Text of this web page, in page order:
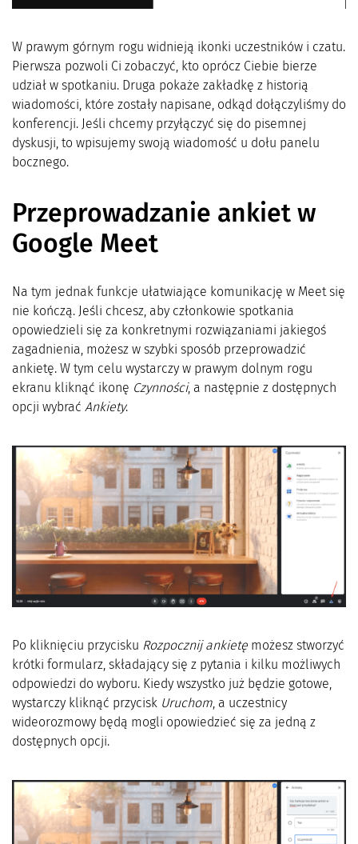
W prawym górnym rogu widnieją ikonki uczestników i czatu.
Pierwsza pozwoli Ci zobaczyć, kto oprócz Ciebie bierze
udział w spotkaniu. Druga pokaże zakładkę z historią
wiadomości, które zostały napisane, odkąd dołączyliśmy do
konferencji. Jeśli chcemy przyłączyć się do pisemnej
dyskusji, to wpisujemy swoją wiadomość u dołu panelu
bocznego.
Przeprowadzanie ankiet w
Google Meet
Na tym jednak funkcje ułatwiające komunikację w Meet się
nie kończą. Jeśli chcesz, aby członkowie spotkania
opowiedzieli się za konkretnymi rozwiązaniami jakiegoś
zagadnienia, możesz w szybki sposób przeprowadzić
ankietę. W tym celu wystarczy w prawym dolnym rogu
ekranu kliknąć ikonę Czynności, a następnie z dostępnych
opcji wybrać Ankiety.
Po kliknięciu przycisku Rozpocznij ankietę możesz stworzyć
krótki formularz, składający się z pytania i kilku możliwych
odpowiedzi do wyboru. Kiedy wszystko już będzie gotowe,
wystarczy kliknąć przycisk Uruchom, a uczestnicy
wideorozmowy będą mogli opowiedzieć się za jedną z
dostępnych opcji.